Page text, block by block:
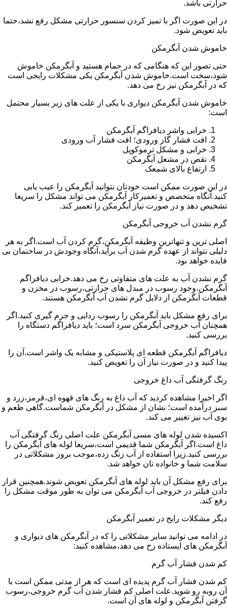
حرارتی باشد.
در این صورت اگر با تمیز کردن سنسور حرارتی مشکل رفع نشد،حتما
باید تعویض شود.
خاموش شدن آبگرمکن
حتی تصور این که هنگامی که در حمام هستید و آبگرمکن خاموش
شود،سخت است.خاموش شدن آبگرمکن یکی مشکلات رایجی است
که در آبگرمکن نیز رخ می دهد.
خاموش شدن آبگرمکن دیواری با یکی از علت های زیر بسیار محتمل
است:
خرابی واشر دیافراگم آبگرمکن
افت فشار گاز ورودی؛ افت فشار آب ورودی
خرابی و مشکل ترموکوپل
نقص در مشعل آبگرمکن
ارتفاع بالای شمعک
در این صورت ممکن است خودتان نتوانید آبگرمکن را عیب یابی
کنید.آنگاه متخصص و تعمیرکار آبگرمکن می تواند مشکل را سریعا
تشخیص دهد و در صورت نیاز آبگرمکن را تعمیر کند.
گرم نشدن آب خروجی آبگرمکن
اصلی ترین و تنهاترین وظیفه آبگرمکن،گرم کردن آب است.اگر به هر
دلیلی نتواند از عهده گرم شدن آب برآید،آنگاه وجودش در ساختمان بی
فایده خواهد بود.
گرم نشدن آب به علت های متفاوتی رخ می دهد.خرابی دیافراگم
آبگرمکن،وجود رسوب در مبدل های حرارتی،رسوب در مخزن و
قطعات آبگرمکن از دلایل گرم نشدن آب آبگرمکن هستند.
برای رفع مشکل باید آبگرمکن را رسوب زدایی و جرم گیری کنید.اگر
همچنان آب خروجی آبگرمکن سرد است؛ باید دیافراگم دستگاه را
بررسی کنید.
دیافراگم آبگرمکن قطعه ای پلاستیکی و مشابه یک واشر است.آن را
پیدا کنید و در صورت نیاز آن را تعویض کنید.
رنگ گرفتگی آب داغ خروجی
اگر اخیرا مشاهده کردید که آب داغ به رنگ های قهوه ای،قرمز،زرد و
سبز درآمده است؛ نشان از مشکل در آبگرمکن شماست.گاهی طعم و
بوی آب نیز تغییر می کند.
اکسیده شدن لوله های مسی آبگرمکن علت اصلی رنگ گرفتگی آب
داغ است.اگر آبگرمکن شما قدیمی است،سریعا لوله های آبگرمکن را
بررسی کنید.زیرا استفاده از آب زنگ زده،موجب بروز مشکلاتی در
سلامت شما و خانواده تان خواهد شد.
برای رفع مشکل آن باید لوله های آبگرمکن تعویض شوند.همچنین قرار
دادن فیلتر در خروجی آب آبگرمکن می توان به طور موقت مشکل را
رفع کند.
دیگر مشکلات رایج در تعمیر آبگرمکن
در ادامه می توانید سایر مشکلاتی را که در آبگرمکن های دیواری و
آبگرمکن های ایستاده رخ می دهد،مشاهده کنید:
کم شدن فشار آب گرم
کم شدن فشار آب گرم پدیده ای است که هر از مدتی ممکن است با
آن روبه رو شوید.علت اصلی کم فشار شدن آب گرم خروجی،رسوب
گرفتن آبگرمکن و لوله های آن است.